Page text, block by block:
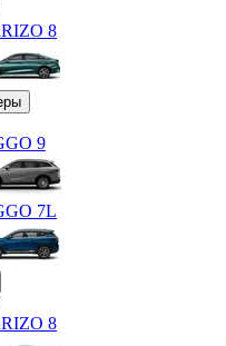
8
9
7L
8